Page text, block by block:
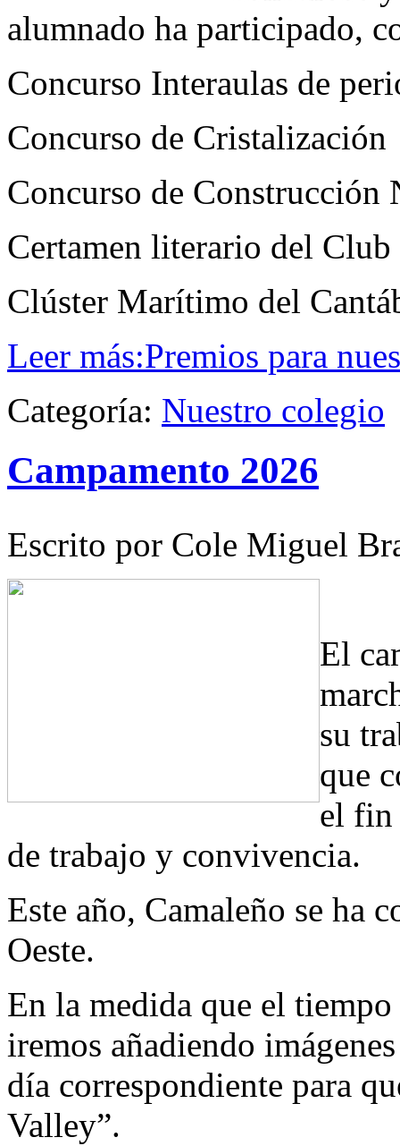
alumnado ha participado,
Concurso Interaulas de
Concurso de Cristalización
Concurso de Construcción
Certamen literario del
Clúster Marítimo del
Leer más:Premios para
Categoría: Nuestro colegio
Campamento 2026
Escrito por Cole Miguel
El
su
que
el fin
de trabajo y convivencia.
Este año, Camaleño se ha
Oeste.
En la medida que el
iremos añadiendo
día correspondiente para
Valley”.